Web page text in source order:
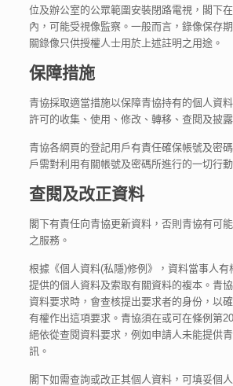
位及辦公室的公眾範圍安裝閉路電視，閣下
內，可能受視像監察。一般而言，錄像保存
關錄像只供授權人士用於上述註明之用途。
保障措施
青協採取適當措施以保障青協持有的個人資
許可的收集、使用、修改、轉移、查閱及披露
青協各網頁的登記用戶有責任確保帳號及密
戶需對利用有關帳號及密碼所進行的一切行
查閱及改正資料
閣下有責任向青協更新資料，否則青協有可
之服務。
根據《個人資料(私隱)修例》，資料當事人
提供的個人資料及索取有關資料的複本。青
資料要求時，會查核提出要求者的身份，以
有權作出這項要求。青協須在或可在條例第
絕依從查閱資料要求，例如申請人未能提供
訊。
閣下如需查詢或改正其個人資料，可填妥個